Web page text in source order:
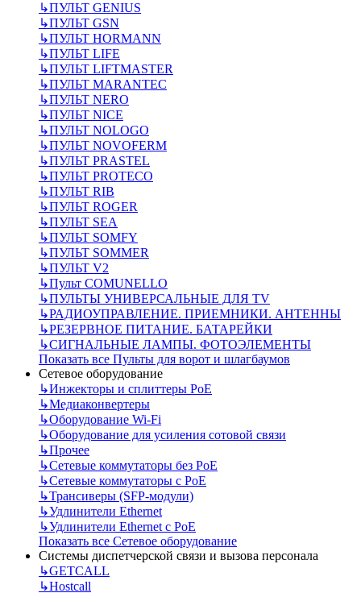
↳ПУЛЬТ GENIUS
↳ПУЛЬТ GSN
↳ПУЛЬТ HORMANN
↳ПУЛЬТ LIFE
↳ПУЛЬТ LIFTMASTER
↳ПУЛЬТ MARANTEC
↳ПУЛЬТ NERO
↳ПУЛЬТ NICE
↳ПУЛЬТ NOLOGO
↳ПУЛЬТ NOVOFERM
↳ПУЛЬТ PRASTEL
↳ПУЛЬТ PROTECO
↳ПУЛЬТ RIB
↳ПУЛЬТ ROGER
↳ПУЛЬТ SEA
↳ПУЛЬТ SOMFY
↳ПУЛЬТ SOMMER
↳ПУЛЬТ V2
↳Пульт СOMUNELLO
↳ПУЛЬТЫ УНИВЕРСАЛЬНЫЕ ДЛЯ TV
↳РАДИОУПРАВЛЕНИЕ. ПРИЕМНИКИ. АНТЕННЫ
↳РЕЗЕРВНОЕ ПИТАНИЕ. БАТАРЕЙКИ
↳СИГНАЛЬНЫЕ ЛАМПЫ. ФОТОЭЛЕМЕНТЫ
Показать все Пульты для ворот и шлагбаумов
Сетевое оборудование
↳Инжекторы и сплиттеры РоЕ
↳Медиаконвертеры
↳Оборудование Wi-Fi
↳Оборудование для усиления сотовой связи
↳Прочее
↳Сетевые коммутаторы без РоЕ
↳Сетевые коммутаторы с РоЕ
↳Трансиверы (SFP-модули)
↳Удлинители Ethernet
↳Удлинители Ethernet с PoE
Показать все Сетевое оборудование
Системы диспетчерской связи и вызова персонала
↳GETCALL
↳Hostcall